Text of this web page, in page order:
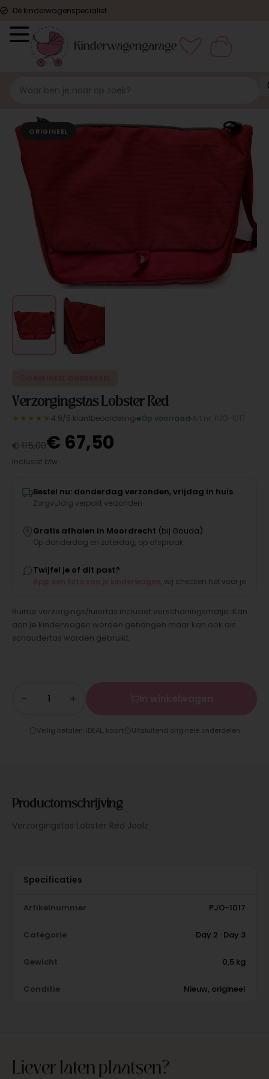
Dé kinderwagenspecialist
ORIGINEEL
Verzorgingstas Lobster Red
★★★★★ 4.9/5 klantbeoordeling Op voorraad
€115,00€ 67,50
Inclusief btw
Bestel nu: donderdag verzonden, vrijdag in huis
Zorgvuldig verpakt verzonden
Gratis afhalen in Moordrecht (bij Gouda)
Op donderdag en zaterdag, op afspraak
Twijfel je of dit past?
, wij checken het voor je
Ruime verzorgings/luiertas inclusief verschoningsmatje. Kan
aan je kinderwagen worden gehangen maar kan ook als
schoudertas worden gebruikt.
− +
Veilig betalen: iDEAL, kaart Uitsluitend originele onderdelen
Productomschrijving
Verzorgingstas Lobster Red Joolz
Specificaties
Artikelnummer PJO-1017
Categorie Day 2 · Day 3
Gewicht 0,5 kg
Conditie Nieuw, origineel
Liever laten plaatsen?